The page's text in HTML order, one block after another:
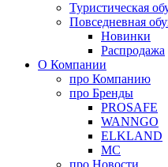
Туристическая
Повседневная
Новинки
Распродажа
О Компании
про Компанию
про Бренды
PROSAFE
WANNGO
ELKLAND
MC
про Новости